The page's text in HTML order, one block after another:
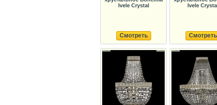
Ivele Crystal
Смотреть
Ivele
Смотреть